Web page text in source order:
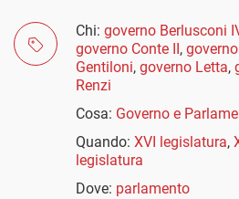
Chi: governo Berlusconi
governo Conte II,
Gentiloni, governo Letta,
Renzi
Cosa: Governo e
Quando: XVI legislatura,
legislatura
Dove: parlamento